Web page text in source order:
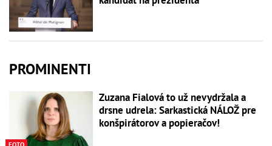
PROMINENTI
Zuzana Fialová to už nevydržala a
drsne udrela: Sarkastická NÁLOŽ pre
konšpirátorov a popieračov!